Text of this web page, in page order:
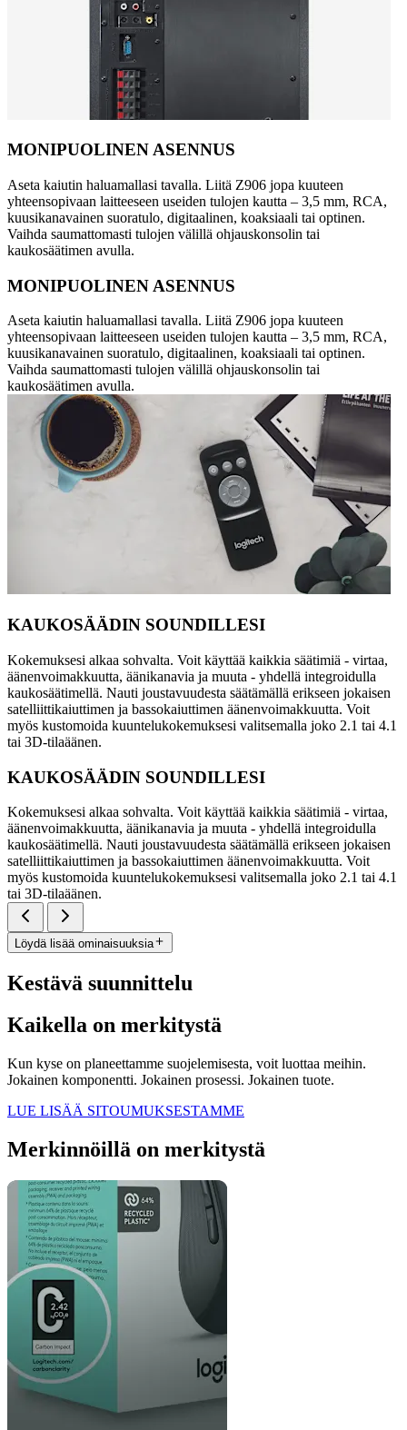
MONIPUOLINEN ASENNUS
Aseta kaiutin haluamallasi tavalla. Liitä Z906 jopa kuuteen
yhteensopivaan laitteeseen useiden tulojen kautta – 3,5 mm, RCA,
kuusikanavainen suoratulo, digitaalinen, koaksiaali tai optinen.
Vaihda saumattomasti tulojen välillä ohjauskonsolin tai
kaukosäätimen avulla.
MONIPUOLINEN ASENNUS
Aseta kaiutin haluamallasi tavalla. Liitä Z906 jopa kuuteen
yhteensopivaan laitteeseen useiden tulojen kautta – 3,5 mm, RCA,
kuusikanavainen suoratulo, digitaalinen, koaksiaali tai optinen.
Vaihda saumattomasti tulojen välillä ohjauskonsolin tai
kaukosäätimen avulla.
KAUKOSÄÄDIN SOUNDILLESI
Kokemuksesi alkaa sohvalta. Voit käyttää kaikkia säätimiä - virtaa,
äänenvoimakkuutta, äänikanavia ja muuta - yhdellä integroidulla
kaukosäätimellä. Nauti joustavuudesta säätämällä erikseen jokaisen
satelliittikaiuttimen ja bassokaiuttimen äänenvoimakkuutta. Voit
myös kustomoida kuuntelukokemuksesi valitsemalla joko 2.1 tai 4.1
tai 3D-tilaäänen.
KAUKOSÄÄDIN SOUNDILLESI
Kokemuksesi alkaa sohvalta. Voit käyttää kaikkia säätimiä - virtaa,
äänenvoimakkuutta, äänikanavia ja muuta - yhdellä integroidulla
kaukosäätimellä. Nauti joustavuudesta säätämällä erikseen jokaisen
satelliittikaiuttimen ja bassokaiuttimen äänenvoimakkuutta. Voit
myös kustomoida kuuntelukokemuksesi valitsemalla joko 2.1 tai 4.1
tai 3D-tilaäänen.
Löydä lisää ominaisuuksia
Kestävä suunnittelu
Kaikella on merkitystä
Kun kyse on planeettamme suojelemisesta, voit luottaa meihin.
Jokainen komponentti. Jokainen prosessi. Jokainen tuote.
LUE LISÄÄ SITOUMUKSESTAMME
Merkinnöillä on merkitystä